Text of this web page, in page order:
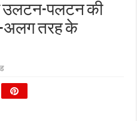
उलटन-पलटन की
अलग तरह के